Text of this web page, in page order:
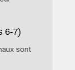
6-7)
sont